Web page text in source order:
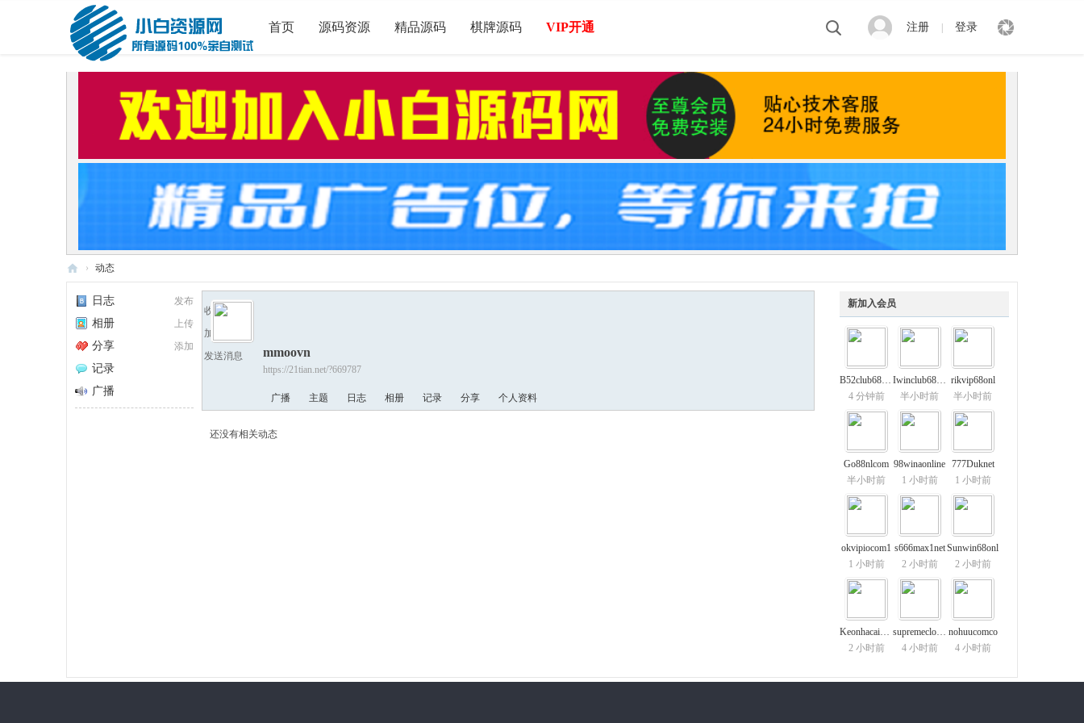
首页 源码资源 精品源码 棋牌源码 VIP开通 注册 登录
白
码
› 动态
发布
日志
上传
相册
添加
分享
记录
广播
新加入会员
4 分钟前
半小时前
rikvip68onl
半小时前
Go88nlcom
半小时前
98winaonline
1 小时前
777Duknet
1 小时前
okvipiocom1
1 小时前
s666max1net
2 小时前
Sunwin68onl
2 小时前
2 小时前
4 小时前
nohuucomco
4 小时前
收听TA
加为好友
发送消息
mmoovn
https://21tian.net/?669787
广播 主题 日志 相册 记录 分享 个人资料
还没有相关动态